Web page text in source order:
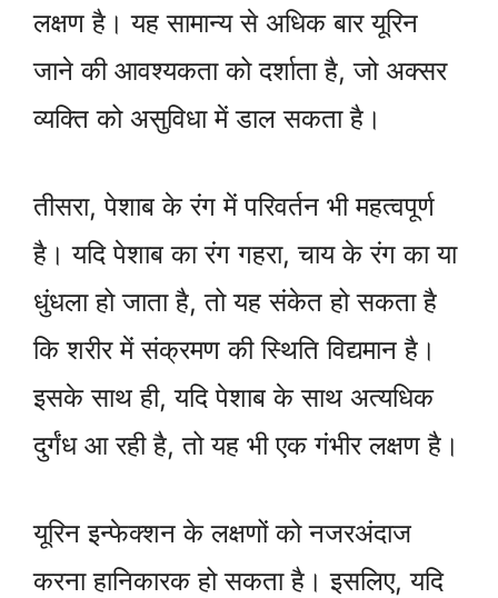
लक्षण है। यह सामान्य से अधिक बार यूरिन
जाने की आवश्यकता को दर्शाता है, जो अक्सर
व्यक्ति को असुविधा में डाल सकता है।
तीसरा, पेशाब के रंग में परिवर्तन भी महत्वपूर्ण
है। यदि पेशाब का रंग गहरा, चाय के रंग का या
धुंधला हो जाता है, तो यह संकेत हो सकता है
कि शरीर में संक्रमण की स्थिति विद्यमान है।
इसके साथ ही, यदि पेशाब के साथ अत्यधिक
दुर्गंध आ रही है, तो यह भी एक गंभीर लक्षण है।
यूरिन इन्फेक्शन के लक्षणों को नजरअंदाज
करना हानिकारक हो सकता है। इसलिए, यदि